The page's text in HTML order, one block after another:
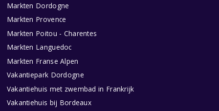
Markten Dordogne
Markten Provence
Markten Poitou - Charentes
Markten Languedoc
Markten Franse Alpen
Vakantiepark Dordogne
Vakantiehuis met zwembad in Frankrijk
Vakantiehuis bij Bordeaux